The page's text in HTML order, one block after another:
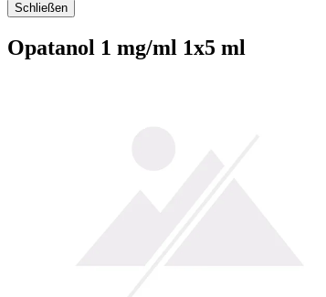
Schließen
Opatanol 1 mg/ml 1x5 ml